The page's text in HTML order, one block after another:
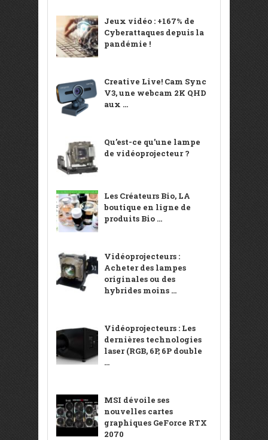
Jeux vidéo : +167% de
Cyberattaques depuis la
pandémie !
Creative Live! Cam Sync
V3, une webcam 2K QHD
aux ...
Qu’est-ce qu’une lampe
de vidéoprojecteur ?
Les Créateurs Bio, LA
boutique en ligne de
produits Bio ...
Vidéoprojecteurs :
Acheter des lampes
originales ou des
hybrides moins ...
Vidéoprojecteurs : Les
dernières technologies
laser (RGB, 6P, 6P double
...
MSI dévoile ses
nouvelles cartes
graphiques GeForce RTX
2070